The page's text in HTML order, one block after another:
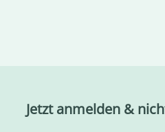
Jetzt anmelden &